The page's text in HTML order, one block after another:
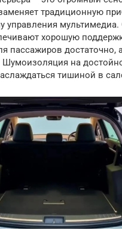
традиционную
управления
хорошую
пассажиров достаточно,
Шумоизоляция на
тишиной в